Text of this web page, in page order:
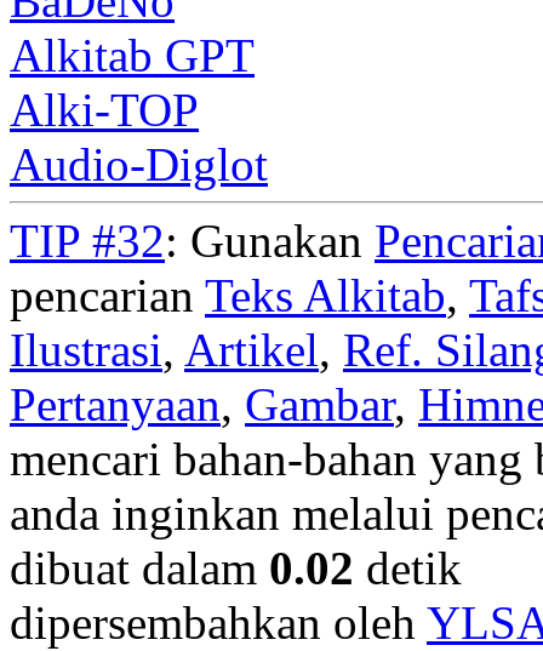
Alkitab GPT
Alki-TOP
Audio-Diglot
TIP #32: Gunakan
pencarian Teks Alkitab,
Ilustrasi, Artikel, Ref.
Pertanyaan, Gambar,
mencari bahan-bahan
anda inginkan melalui
dibuat dalam 0.02 detik
dipersembahkan oleh